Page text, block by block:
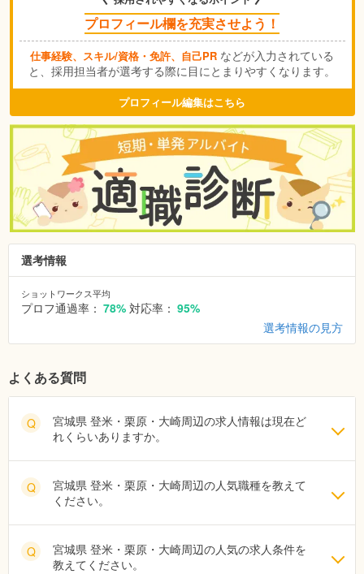
プロフィール欄を充実させよう！
仕事経験、スキル/資格・免許、自己PR などが入力されている
と、採用担当者が選考する際に目にとまりやすくなります。
プロフィール編集はこちら
選考情報
ショットワークス平均
プロフ通過率： 78% 対応率： 95%
選考情報の見方
よくある質問
Q
宮城県 登米・栗原・大崎周辺の求人情報は現在ど
れくらいありますか。
Q
宮城県 登米・栗原・大崎周辺の人気職種を教えて
ください。
Q
宮城県 登米・栗原・大崎周辺の人気の求人条件を
教えてください。